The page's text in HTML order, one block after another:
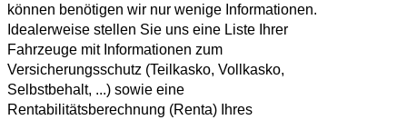
können benötigen wir nur wenige Informationen.
Idealerweise stellen Sie uns eine Liste Ihrer
Fahrzeuge mit Informationen zum
Versicherungsschutz (Teilkasko, Vollkasko,
Selbstbehalt, ...) sowie eine
Rentabilitätsberechnung (Renta) Ihres